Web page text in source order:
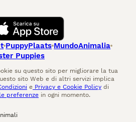
PuppyPlaats MundoAnimalia
Puppies
su questo sito per migliorare la tua
sito Web e di altri servizi implica
e Privacy e Cookie Policy di
preferenze in ogni momento.